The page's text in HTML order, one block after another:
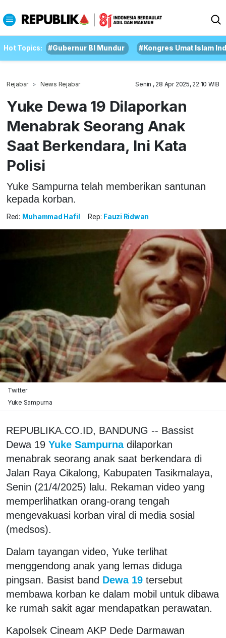
Hot Topics: #Gubernur BI Mundur #Kongres Umat Islam
Rejabar News Rejabar Senin , 28 Apr 2025, 22:10 WIB
Yuke Dewa 19 Dilaporkan
Menabrak Seorang Anak
Saat Berkendara, Ini Kata
Polisi
Yuke Sampurna telah memberikan santunan
kepada korban.
Red: Muhammad Hafil Rep: Fauzi Ridwan
Twitter
Yuke Sampurna
REPUBLIKA.CO.ID, BANDUNG -- Bassist
Dewa 19 Yuke Sampurna dilaporkan
menabrak seorang anak saat berkendara di
Jalan Raya Cikalong, Kabupaten Tasikmalaya,
Senin (21/4/2025) lalu. Rekaman video yang
memperlihatkan orang-orang tengah
mengevakuasi korban viral di media sosial
(medsos).
Dalam tayangan video, Yuke terlihat
menggendong anak yang lemas diduga
pingsan. Basist band Dewa 19 tersebut
membawa korban ke dalam mobil untuk dibawa
ke rumah sakit agar mendapatkan perawatan.
Kapolsek Cineam AKP Dede Darmawan